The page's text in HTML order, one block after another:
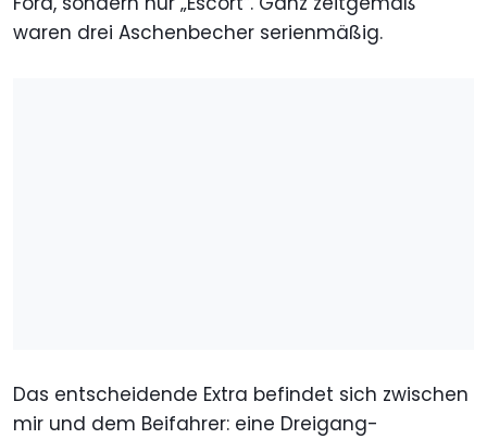
waren drei Aschenbecher serienmäßig.
Das entscheidende Extra befindet sich zwischen
mir und dem Beifahrer: eine Dreigang-